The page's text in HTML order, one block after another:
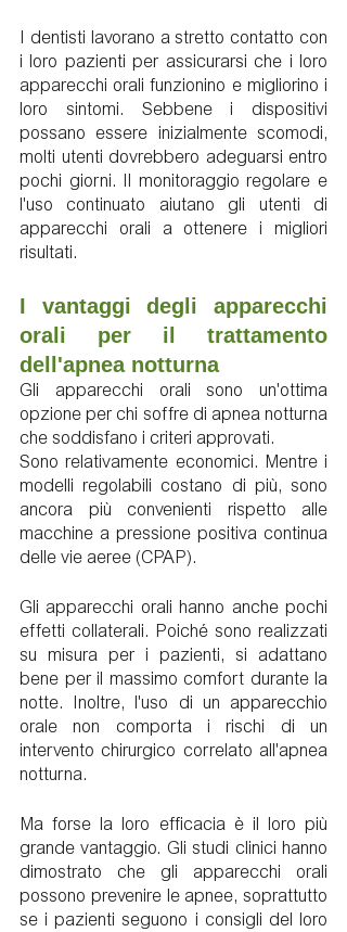
I dentisti lavorano a stretto contatto con
i loro pazienti per assicurarsi che i loro
apparecchi orali funzionino e migliorino i
loro sintomi. Sebbene i dispositivi
possano essere inizialmente scomodi,
molti utenti dovrebbero adeguarsi entro
pochi giorni. Il monitoraggio regolare e
l'uso continuato aiutano gli utenti di
apparecchi orali a ottenere i migliori
risultati.
I vantaggi degli apparecchi
orali per il trattamento
dell'apnea notturna
Gli apparecchi orali sono un'ottima
opzione per chi soffre di apnea notturna
che soddisfano i criteri approvati.
Sono relativamente economici. Mentre i
modelli regolabili costano di più, sono
ancora più convenienti rispetto alle
macchine a pressione positiva continua
delle vie aeree (CPAP).
Gli apparecchi orali hanno anche pochi
effetti collaterali. Poiché sono realizzati
su misura per i pazienti, si adattano
bene per il massimo comfort durante la
notte. Inoltre, l'uso di un apparecchio
orale non comporta i rischi di un
intervento chirurgico correlato all'apnea
notturna.
Ma forse la loro efficacia è il loro più
grande vantaggio. Gli studi clinici hanno
dimostrato che gli apparecchi orali
possono prevenire le apnee, soprattutto
se i pazienti seguono i consigli del loro